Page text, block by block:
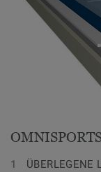
ÜBERLEGENE